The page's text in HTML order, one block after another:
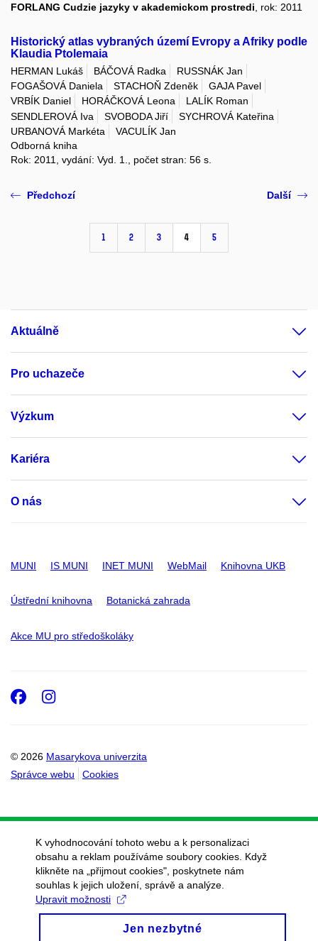
FORLANG Cudzie jazyky v akademickom prostredi , rok: 2011
Historický atlas vybraných území Evropy a Afriky podle
Klaudia Ptolemaia
HERMAN Lukáš BÁČOVÁ Radka
RUSSNÁK Jan
FOGAŠOVÁ Daniela
STACHOŇ Zdeněk
GAJA Pavel
VRBÍK Daniel
HORÁČKOVÁ Leona
LALÍK Roman
SENDLEROVÁ Iva
SVOBODA Jiří
SYCHROVÁ Kateřina
URBANOVÁ Markéta
VACULÍK Jan
Odborná kniha
Rok: 2011, vydání: Vyd. 1., počet stran: 56 s.
Předchozí
1 2 3 4 5
Další
Aktuálně
Pro uchazeče
Výzkum
Kariéra
O nás
MUNI IS MUNI INET MUNI WebMail Knihovna UKB
Ústřední knihovna Botanická zahrada
Akce MU pro středoškoláky
© 2026 Masarykova univerzita
Správce webu
Cookies
Facebook
Instagram
K vyhodnocování tohoto webu a k personalizaci
obsahu a reklam používáme soubory cookies. Když
klikněte na „přijmout cookies", poskytnete nám
souhlas k jejich uložení, správě a analýze.
Upravit možnosti
Jen nezbytné